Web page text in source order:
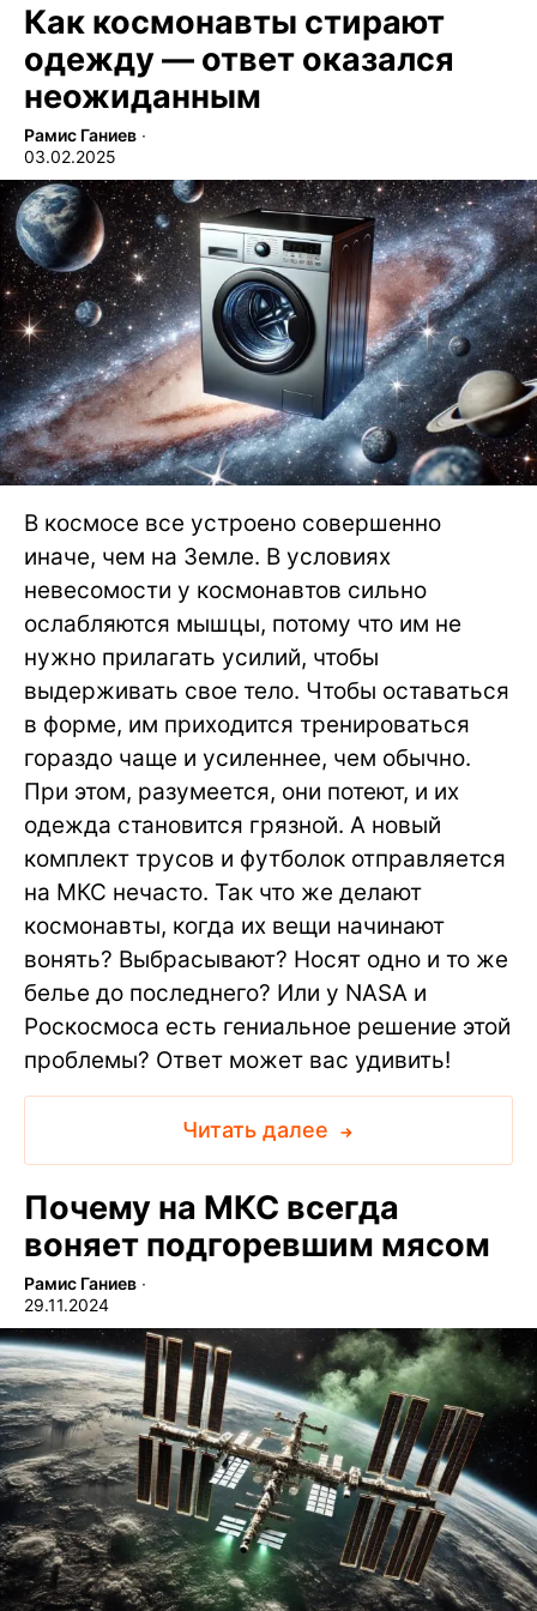
Как космонавты стирают
одежду — ответ оказался
неожиданным
Рамис Ганиев ∙
03.02.2025
В космосе все устроено совершенно
иначе, чем на Земле. В условиях
невесомости у космонавтов сильно
ослабляются мышцы, потому что им не
нужно прилагать усилий, чтобы
выдерживать свое тело. Чтобы оставаться
в форме, им приходится тренироваться
гораздо чаще и усиленнее, чем обычно.
При этом, разумеется, они потеют, и их
одежда становится грязной. А новый
комплект трусов и футболок отправляется
на МКС нечасто. Так что же делают
космонавты, когда их вещи начинают
вонять? Выбрасывают? Носят одно и то же
белье до последнего? Или у NASA и
Роскосмоса есть гениальное решение этой
проблемы? Ответ может вас удивить!
Читать далее
Почему на МКС всегда
воняет подгоревшим мясом
Рамис Ганиев ∙
29.11.2024